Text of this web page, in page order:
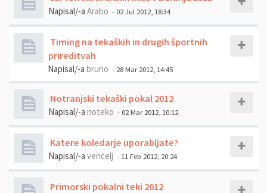
Napisal/-a Arabo - 02 Jul 2012, 18:34
Timing na tekaških in drugih športnih
prireditvah
Napisal/-a bruno - 28 Mar 2012, 14:45
Notranjski tekaški pokal 2012
Napisal/-a noteko - 02 Mar 2012, 10:12
Katere koledarje uporabljate?
Napisal/-a vencelj - 11 Feb 2012, 20:24
Primorski pokalni teki 2012